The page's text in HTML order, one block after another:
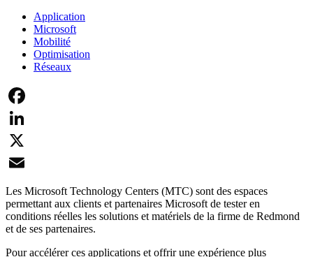
Application
Microsoft
Mobilité
Optimisation
Réseaux
Facebook
LinkedIn
X
Email
Les Microsoft Technology Centers (MTC) sont des espaces
permettant aux clients et partenaires Microsoft de tester en
conditions réelles les solutions et matériels de la firme de Redmond
et de ses partenaires.
Pour accélérer ces applications et offrir une expérience plus